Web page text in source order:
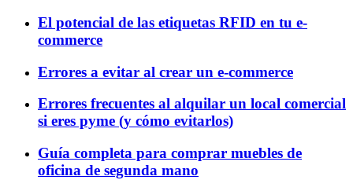
El potencial de las etiquetas RFID en tu e-
commerce
Errores a evitar al crear un e-commerce
Errores frecuentes al alquilar un local comercial
si eres pyme (y cómo evitarlos)
Guía completa para comprar muebles de
oficina de segunda mano